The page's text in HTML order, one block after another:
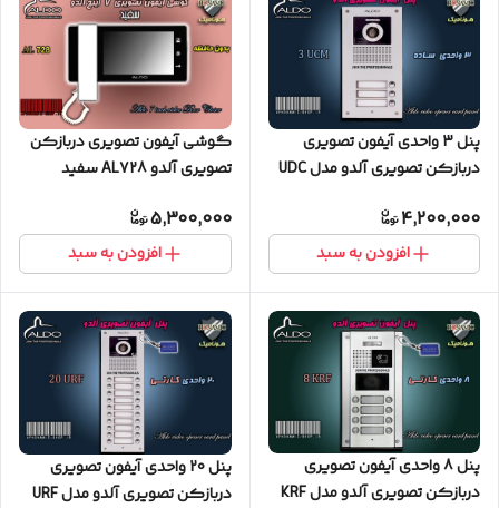
پنل 3 واحدی آیفون تصویری
دربازکن تصویری آلدو مدل UDC
4,200,000
افزودن به سبد
گوشی آیفون تصویری دربازکن
تصویری آلدو AL728 سفید
5,300,000
افزودن به سبد
پنل 8 واحدی آیفون تصویری
دربازکن تصویری آلدو مدل KRF
پنل 20 واحدی آیفون تصویری
دربازکن تصویری آلدو مدل URF